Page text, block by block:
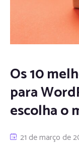
Os 10
para
escolha o
21 de março de